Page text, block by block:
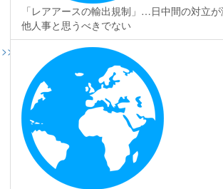
>>256 >>266>>270>>280
「レアアースの輸出規制」…日中間の対立
他人事と思うべきでない